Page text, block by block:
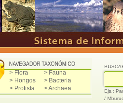
> Flora
> Fauna
> Hongos
> Bacteria
> Protista
> Archaea
Ejs.:
/